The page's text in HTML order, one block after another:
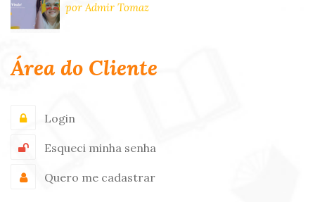
por Admir Tomaz
Área do Cliente
Login
Esqueci minha senha
Quero me cadastrar